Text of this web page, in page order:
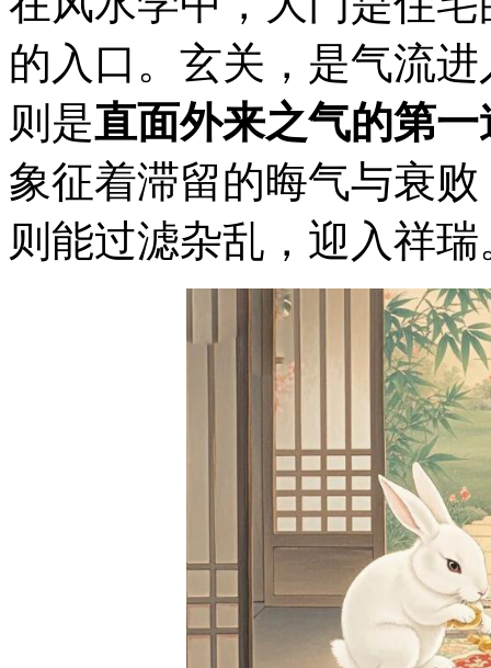
的入口。玄关，是气流
则是直面外来之气的第一
象征着滞留的晦气与衰
则能过滤杂乱，迎入祥瑞